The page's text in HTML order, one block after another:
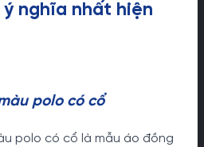
nghĩa nhất hiện
polo có cổ
polo có cổ là mẫu áo đồng